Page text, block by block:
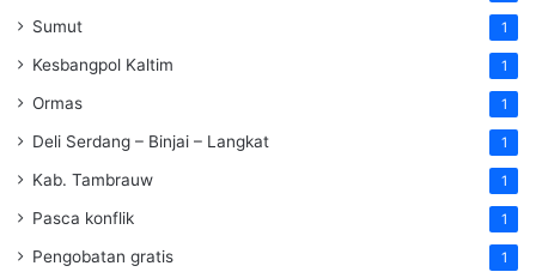
Sumut 1
Kesbangpol Kaltim 1
Ormas 1
Deli Serdang – Binjai – Langkat 1
Kab. Tambrauw 1
Pasca konflik 1
Pengobatan gratis 1